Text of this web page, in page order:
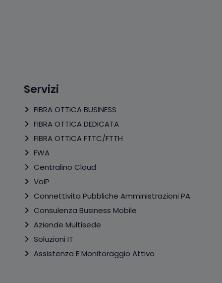
Servizi
FIBRA OTTICA BUSINESS
FIBRA OTTICA DEDICATA
FIBRA OTTICA FTTC/FTTH
FWA
Centralino Cloud
VoIP
Connettivita Pubbliche Amministrazioni PA
Consulenza Business Mobile
Aziende Multisede
Soluzioni IT
Assistenza E Monitoraggio Attivo